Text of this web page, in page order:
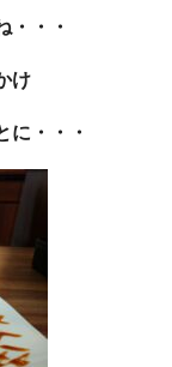
・・・
け
に・・・